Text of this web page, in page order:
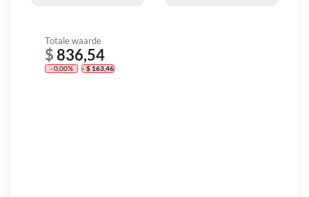
Totale waarde
$ 836,54
- 0,00% - $ 163,46